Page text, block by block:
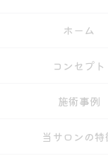
ホーム
コンセプト
施術事例
当サロンの特